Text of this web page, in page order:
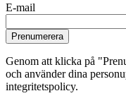
E-mail
Prenumerera
Genom att klicka på
och använder dina
integritetspolicy.